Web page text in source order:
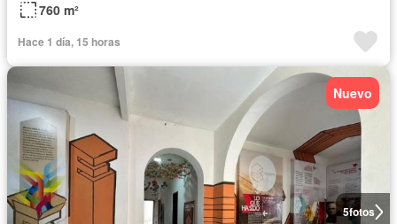
760 m²
Hace 1 día, 15 horas
5fotos
Nuevo